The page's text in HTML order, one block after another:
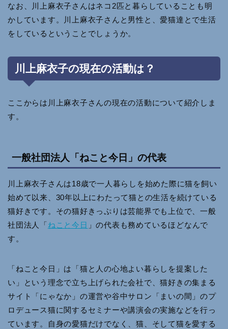
なお、川上麻衣子さんはネコ2匹と暮らしていることも明
かしています。川上麻衣子さんと男性と、愛猫達とで生活
をしているということでしょうか。
川上麻衣子の現在の活動は？
ここからは川上麻衣子さんの現在の活動について紹介しま
す。
一般社団法人「ねこと今日」の代表
川上麻衣子さんは18歳で一人暮らしを始めた際に猫を飼い
始めて以来、30年以上にわたって猫との生活を続けている
猫好きです。その猫好きっぷりは芸能界でも上位で、一般
社団法人「ねこと今日 」の代表も務めているほどなんで
す。
「ねこと今日」は「猫と人の心地よい暮らしを提案した
い」という理念で立ち上げられた会社で、猫好きの集まる
サイト「にゃなか」の運営や谷中サロン「まいの間」のプ
ロデュース猫に関するセミナーや講演会の実施などを行っ
ています。自身の愛猫だけでなく、猫、そして猫を愛する